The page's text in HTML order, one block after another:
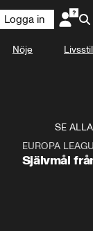
Logga in
Nöje Livsstil
SE ALLA
EUROPA
Självmål